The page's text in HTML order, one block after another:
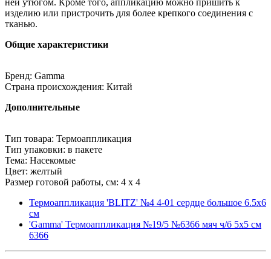
изделию или пристрочить для более крепкого соединения с
тканью.
Общие характеристики
Бренд: Gamma
Страна происхождения: Китай
Дополнительные
Тип товара: Термоаппликация
Тип упаковки: в пакете
Тема: Насекомые
Цвет: желтый
Размер готовой работы, см: 4 x 4
Термоаппликация 'BLITZ' №4 4-01 сердце большое 6.5х6
см
'Gamma' Термоаппликация №19/5 №6366 мяч ч/б 5х5 см
6366